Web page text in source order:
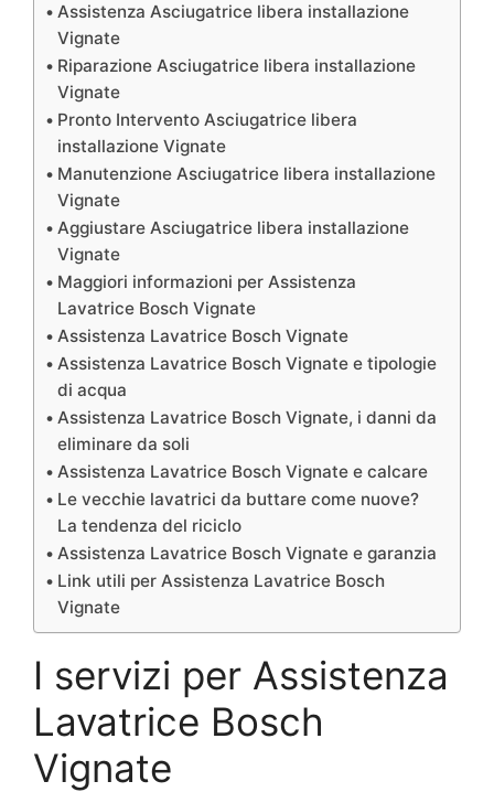
Assistenza Asciugatrice libera installazione
Vignate
Riparazione Asciugatrice libera installazione
Vignate
Pronto Intervento Asciugatrice libera
installazione Vignate
Manutenzione Asciugatrice libera installazione
Vignate
Aggiustare Asciugatrice libera installazione
Vignate
Maggiori informazioni per Assistenza
Lavatrice Bosch Vignate
Assistenza Lavatrice Bosch Vignate
Assistenza Lavatrice Bosch Vignate e tipologie
di acqua
Assistenza Lavatrice Bosch Vignate, i danni da
eliminare da soli
Assistenza Lavatrice Bosch Vignate e calcare
Le vecchie lavatrici da buttare come nuove?
La tendenza del riciclo
Assistenza Lavatrice Bosch Vignate e garanzia
Link utili per Assistenza Lavatrice Bosch
Vignate
I servizi per Assistenza
Lavatrice Bosch
Vignate